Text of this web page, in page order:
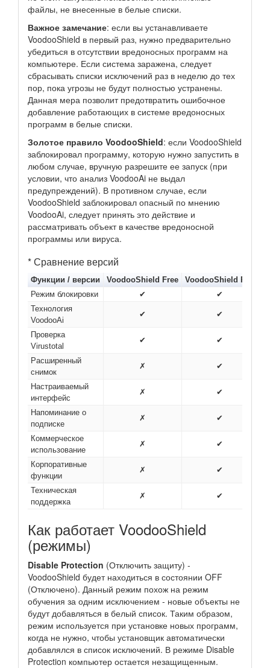
файлы, не внесенные в белые списки.
Важное замечание: если вы устанавливаете
VoodooShield в первый раз, нужно предварительно
убедиться в отсутствии вредоносных программ на
компьютере. Если система заражена, следует
сбрасывать списки исключений раз в неделю до тех
пор, пока угрозы не будут полностью устранены.
Данная мера позволит предотвратить ошибочное
добавление работающих в системе вредоносных
программ в белые списки.
Золотое правило VoodooShield: если VoodooShield
заблокировал программу, которую нужно запустить в
любом случае, вручную разрешите ее запуск (при
условии, что анализ VoodooAi не выдал
предупреждений). В противном случае, если
VoodooShield заблокировал опасный по мнению
VoodooAi, следует принять это действие и
рассматривать объект в качестве вредоносной
программы или вируса.
* Сравнение версий
Функции / версии VoodooShield Free
VoodooShield Pro
Режим блокировки
✔
✔
Технология
VoodooAi
✔ ✔
Проверка
Virustotal
✔ ✔
Расширенный
снимок
✗ ✔
Настраиваемый
интерфейс
✗ ✔
Напоминание о
подписке
✗ ✔
Коммерческое
использование
✗ ✔
Корпоративные
функции
✗ ✔
Техническая
поддержка
✗ ✔
Как работает VoodooShield
(режимы)
Disable Protection (Отключить защиту) -
VoodooShield будет находиться в состоянии OFF
(Отключено). Данный режим похож на режим
обучения за одним исключением - новые объекты не
будут добавляться в белый список. Таким образом,
режим используется при установке новых программ,
когда не нужно, чтобы установщик автоматически
добавлялся в список исключений. В режиме Disable
Protection компьютер остается незащищенным.